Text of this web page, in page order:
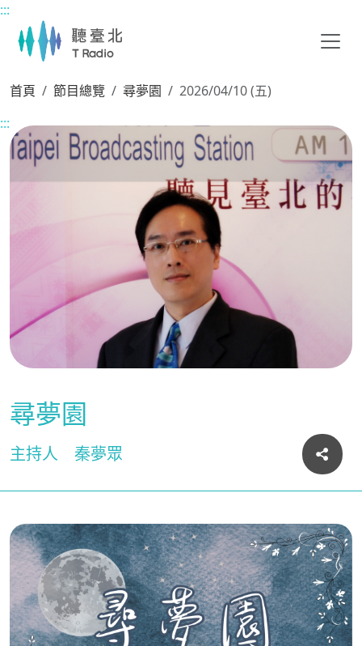
主要內容區塊
:::
首頁 節目總覽 尋夢園
2026/04/10 (五)
:::
尋夢園
主持人 秦夢眾